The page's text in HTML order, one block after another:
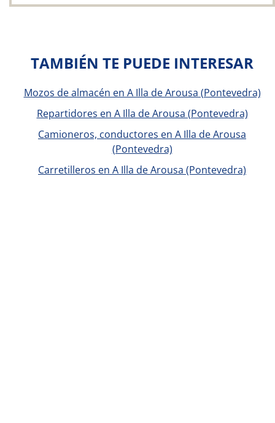
TAMBIÉN TE PUEDE INTERESAR
Mozos de almacén en A Illa de Arousa (Pontevedra)
Repartidores en A Illa de Arousa (Pontevedra)
Camioneros, conductores en A Illa de Arousa
(Pontevedra)
Carretilleros en A Illa de Arousa (Pontevedra)